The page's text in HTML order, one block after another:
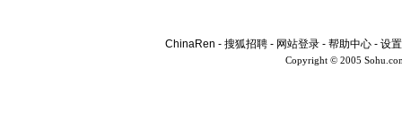
ChinaRen - 搜狐招聘 - 网站登录 - 帮助中心 - 设
Copyright © 2005